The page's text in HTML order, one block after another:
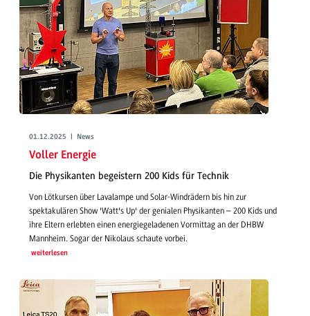
01.12.2025 | News
Voller Energie
Die Physikanten begeistern 200 Kids für Technik
Von Lötkursen über Lavalampe und Solar-Windrädern bis hin zur
spektakulären Show 'Watt's Up' der genialen Physikanten – 200 Kids und
ihre Eltern erlebten einen energiegeladenen Vormittag an der DHBW
Mannheim. Sogar der Nikolaus schaute vorbei.
weiterlesen